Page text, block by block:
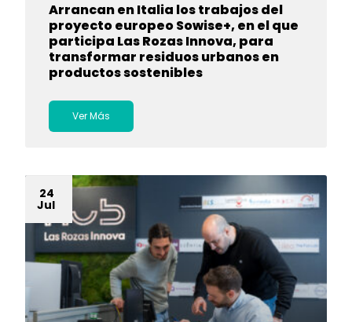
Arrancan en Italia los trabajos del
proyecto europeo Sowise+, en el que
participa Las Rozas Innova, para
transformar residuos urbanos en
productos sostenibles
Ver Más
24
Jul